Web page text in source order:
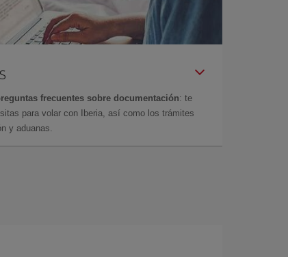
frecuentes sobre documentación: te
para volar con Iberia, así como los trámites
y aduanas.